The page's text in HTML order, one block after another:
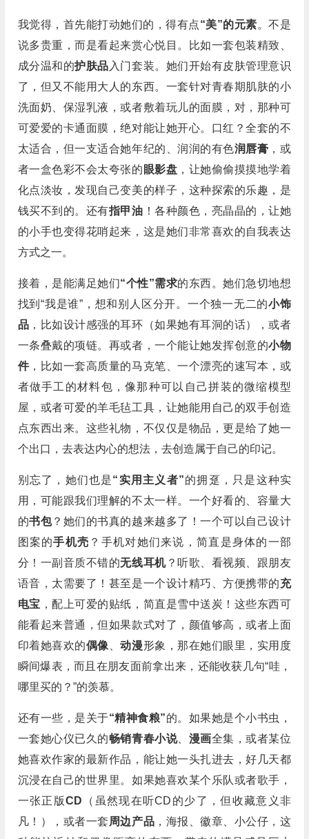
我觉得，首先能打动她们的，得有点“美”的元素。不是
说多贵重，而是看起来赏心悦目。比如一套包装精致、
成分温和的护肤品 入门套装。她们开始有皮肤管理意识
了，但又不能用大人的东西。一套针对青春期肌肤的小
洗面奶、保湿乳液，或者敷着玩儿的面膜，对，那种可
可爱爱的卡通面膜，绝对能让她开心。口红？全套的不
太适合，但一支适合她年纪的、润润的有色润唇膏 ，或
者一盒色彩不会太夸张的 眼影盘 ，让她偷偷摸摸地学着
化点淡妆，发现自己变美的样子，这种探索的乐趣，是
钱买不到的。还有指甲油 ！各种颜色，亮晶晶的，让她
的小手也变得花哨起来，这是她们非常喜欢的自我表达
方式之一。
接着，是能满足她们“个性”需求的东西。她们急切地想
找到“我是谁”，想和别人区分开。一个独一无二的小饰
品 ，比如设计感强的耳环（如果她有耳洞的话），或者
一条叠戴的项链。再或者，一个能让她发挥创意的小物
件，比如一套高质量的马克笔、一个漂亮的速写本，或
者做手工的材料包，像那种可以自己拼装的微缩模型
屋，或者可爱的羊毛毡工具，让她能用自己的双手创造
点东西出来。这些礼物，不仅仅是物品，更是给了她一
个出口，去表达内心的想法，去创造属于自己的印记。
别忘了，她们也是“实用主义者”的拥趸，只是这种实
用，可能跟我们理解的不太一样。一个好看的、容量大
的书包？她们的书真的越来越多了！一个可以自己设计
图案的手机壳 ？手机对她们来说，简直是身体的一部
分！一副音质不错的无线耳机？听歌、看视频、跟朋友
语音，太需要了！甚至是一个设计精巧、方便携带的充
电宝 ，配上可爱的贴纸，简直是雪中送炭！这些东西可
能看起来普通，但如果款式对了，颜值够高，或者上面
印着她喜欢的偶像 、动漫形象，那在她们眼里，实用度
瞬间爆表，而且在朋友面前拿出来，还能收获几句“哇，
哪里买的？”的羡慕。
还有一些，是关于“精神食粮”的。如果她是个小书虫，
一套她心仪已久的畅销青春小说、 漫画全集，或者某位
她喜欢作家的最新作品，能让她一头扎进去，好几天都
沉浸在自己的世界里。如果她喜欢某个乐队或者歌手，
一张正版CD （虽然现在听CD的少了，但收藏意义非
凡！），或者一套 周边产品 ，海报、徽章、小公仔，这